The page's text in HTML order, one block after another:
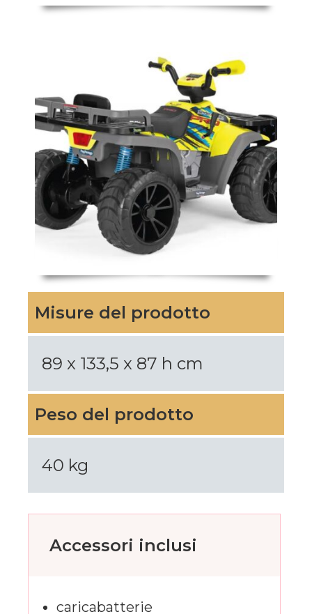
Misure del prodotto
89 x 133,5 x 87 h cm
Peso del prodotto
40 kg
Accessori inclusi
caricabatterie